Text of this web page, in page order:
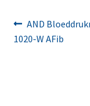
Bericht
navigatie
Vorig
bericht:
AND
1020-W AFib